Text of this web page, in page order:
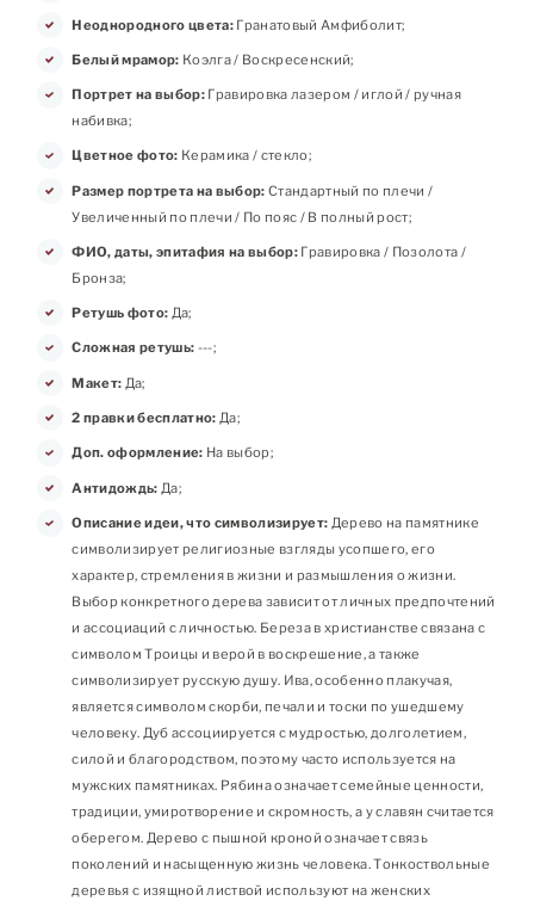
Неоднородного цвета:Гранатовый Амфиболит;
Белый мрамор: Коэлга / Воскресенский;
Портрет на выбор:Гравировка лазером / иглой / ручная
набивка;
Цветное фото: Керамика / стекло;
Размер портрета на выбор: Стандартный по плечи /
Увеличенный по плечи / По пояс / В полный рост;
ФИО, даты, эпитафия на выбор:Гравировка / Позолота /
Бронза;
Ретушь фото: Да;
Сложная ретушь: ---;
Макет: Да;
2 правки бесплатно: Да;
Доп. оформление: На выбор;
Антидождь: Да;
Описание идеи, что символизирует: Дерево на памятнике
символизирует религиозные взгляды усопшего, его
характер, стремления в жизни и размышления о жизни.
Выбор конкретного дерева зависит от личных предпочтений
и ассоциаций с личностью. Береза в христианстве связана с
символом Троицы и верой в воскрешение, а также
символизирует русскую душу. Ива, особенно плакучая,
является символом скорби, печали и тоски по ушедшему
человеку. Дуб ассоциируется с мудростью, долголетием,
силой и благородством, поэтому часто используется на
мужских памятниках. Рябина означает семейные ценности,
традиции, умиротворение и скромность, а у славян считается
оберегом. Дерево с пышной кроной означает связь
поколений и насыщенную жизнь человека. Тонкоствольные
деревья с изящной листвой используют на женских